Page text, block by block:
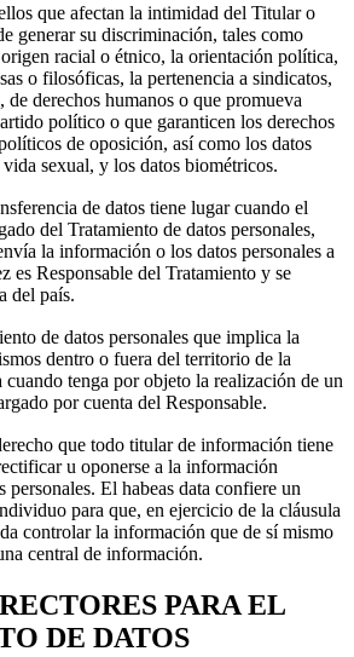
que afectan la intimidad del Titular o
generar su discriminación, tales como
racial o étnico, la orientación política,
o filosóficas, la pertenencia a sindicatos,
de derechos humanos o que promueva
político o que garanticen los derechos
de oposición, así como los datos
sexual, y los datos biométricos.
de datos tiene lugar cuando el
del Tratamiento de datos personales,
la información o los datos personales a
es Responsable del Tratamiento y se
del país.
de datos personales que implica la
dentro o fuera del territorio de la
tenga por objeto la realización de un
por cuenta del Responsable.
que todo titular de información tiene
u oponerse a la información
personales. El habeas data confiere un
para que, en ejercicio de la cláusula
controlar la información que de sí mismo
central de información.
PARA EL
DE DATOS